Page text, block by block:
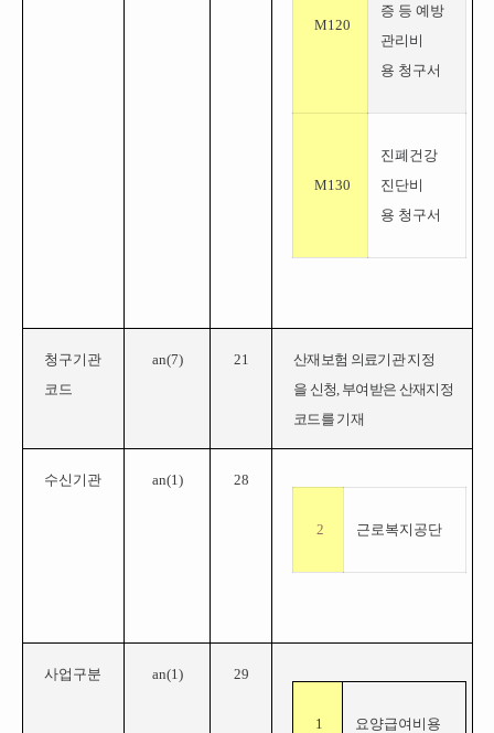
M120
증 등 예방
관리비
용 청구서
M130
진폐건강
진단비
용 청구서
청구기관
코드
an(7) 21
산재보험 의료기관 지정
을 신청, 부여받은 산재지정
코드를 기재
수신기관 an(1 ) 28
2 근로복지공단
사업구분 an(1) 29
1 요양급여비용